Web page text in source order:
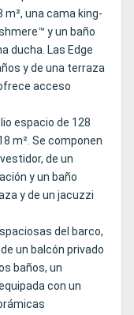
m², una cama king-
y un baño
ducha. Las Edge
y de una terraza
acceso
espacio de 128
m². Se componen
de un
y un baño
y de un jacuzzi
del barco,
un balcón privado
baños, un
con un